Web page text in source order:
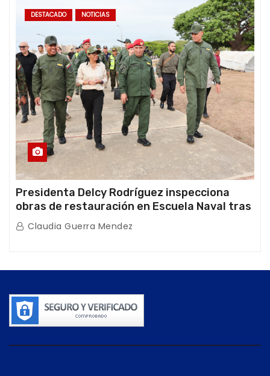
DESTACADO NOTICIAS
Presidenta Delcy Rodríguez inspecciona
obras de restauración en Escuela Naval tras
afectaciones sísmicas en La Guaira
Claudia Guerra Mendez